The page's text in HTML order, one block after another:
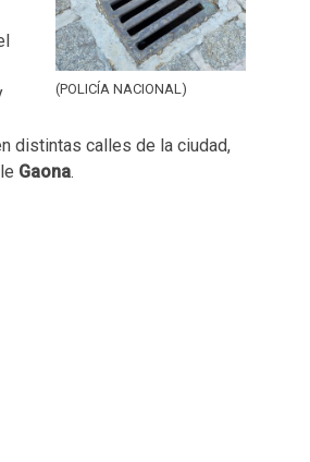
(POLICÍA NACIONAL)
distintas calles de la ciudad,
Gaona.